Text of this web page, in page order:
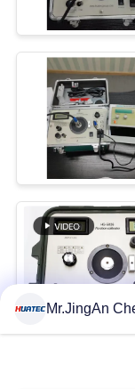
Mr.JingAn